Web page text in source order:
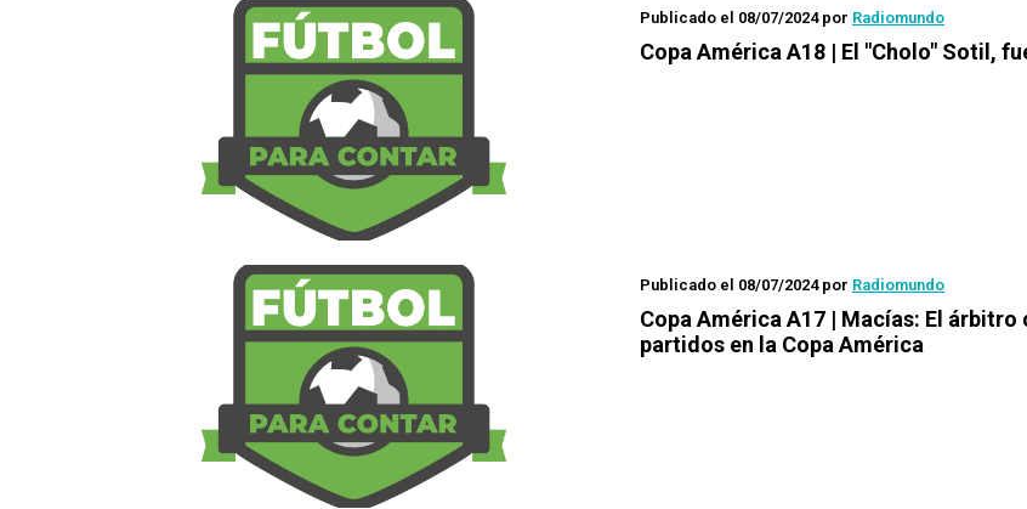
Publicado el 08/07/2024por Radiomundo
Copa América A18 | El "Cholo" Sotil,
Publicado el 08/07/2024por Radiomundo
Copa América A17 | Macías: El árbitro
partidos en la Copa América